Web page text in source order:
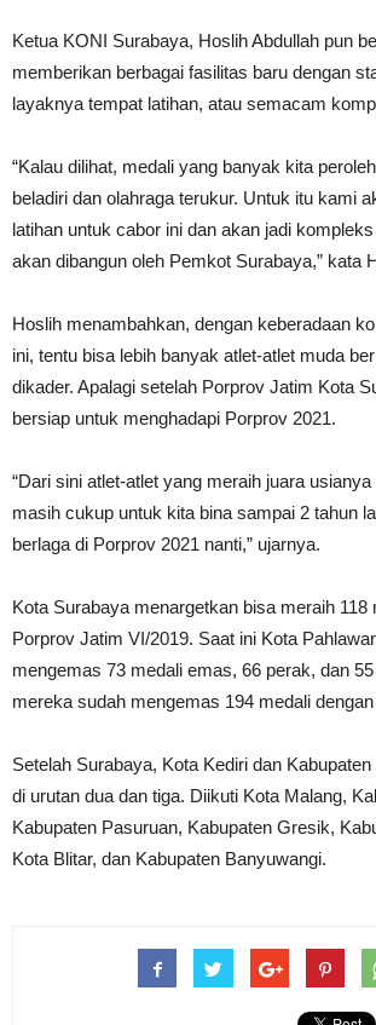
Ketua KONI Surabaya, Hoslih Abdullah pun
memberikan berbagai fasilitas baru dengan
layaknya tempat latihan, atau semacam
“Kalau dilihat, medali yang banyak kita
beladiri dan olahraga terukur. Untuk itu kami
latihan untuk cabor ini dan akan jadi
akan dibangun oleh Pemkot Surabaya,” kata
Hoslih menambahkan, dengan keberadaan
ini, tentu bisa lebih banyak atlet-atlet muda
dikader. Apalagi setelah Porprov Jatim Kota
bersiap untuk menghadapi Porprov 2021.
“Dari sini atlet-atlet yang meraih juara
masih cukup untuk kita bina sampai 2 tahun
berlaga di Porprov 2021 nanti,” ujarnya.
Kota Surabaya menargetkan bisa meraih 118
Porprov Jatim VI/2019. Saat ini Kota
mengemas 73 medali emas, 66 perak, dan 55
mereka sudah mengemas 194 medali
Setelah Surabaya, Kota Kediri dan
di urutan dua dan tiga. Diikuti Kota Malang,
Kabupaten Pasuruan, Kabupaten Gresik,
Kota Blitar, dan Kabupaten Banyuwangi.